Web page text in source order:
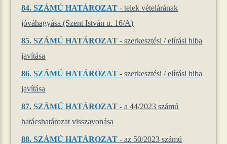
84.SZÁMÚ HATÁROZAT - telek vételárának
jóváhagyása (Szent István u. 16/A)
85.SZÁMÚ HATÁROZAT - szerkesztési / elírási hiba
javítása
86.SZÁMÚ HATÁROZAT - szerkesztési / elírási hiba
javítása
87.SZÁMÚ HATÁROZAT - a 44/2023 számú
hatácshatározat visszavonása
88.SZÁMÚ HATÁROZAT - az 50/2023 számú